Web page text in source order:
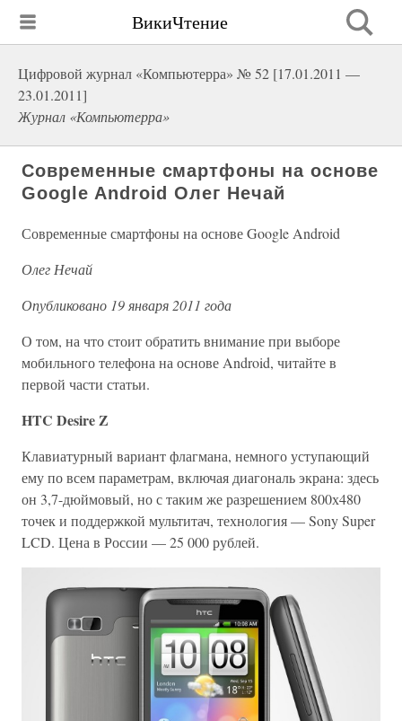
ВикиЧтение
Цифровой журнал «Компьютерра» № 52 [17.01.2011 —
23.01.2011]
Журнал «Компьютерра»
Современные смартфоны на основе
Google Android Олег Нечай
Современные смартфоны на основе Google Android
Олег Нечай
Опубликовано 19 января 2011 года
О том, на что стоит обратить внимание при выборе
мобильного телефона на основе Android, читайте в
первой части статьи.
HTC Desire Z
Клавиатурный вариант флагмана, немного уступающий
ему по всем параметрам, включая диагональ экрана: здесь
он 3,7-дюймовый, но с таким же разрешением 800х480
точек и поддержкой мультитач, технология — Sony Super
LCD. Цена в России — 25 000 рублей.